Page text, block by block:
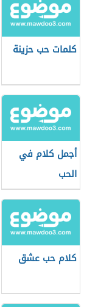
كلمات حب حزينة
أجمل كلام في
الحب
كلام حب عشق